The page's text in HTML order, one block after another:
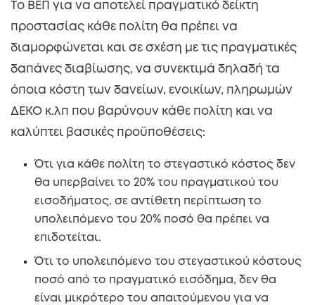
Tο ΒΕΠ για να αποτελεί πραγματικό δείκτη
προστασίας κάθε πολίτη θα πρέπει να
διαμορφώνεται και σε σχέση με τις πραγματικές
δαπάνες διαβίωσης, να συνεκτιμά δηλαδή τα
όποια κόστη των δανείων, ενοικίων, πληρωμών
ΔΕΚΟ κ.λπ που βαρύνουν κάθε πολίτη και να
καλύπτει βασικές προϋποθέσεις:
Ότι για κάθε πολίτη το στεγαστικό κόστος δεν
θα υπερβαίνει το 20% του πραγματικού του
εισοδήματος, σε αντίθετη περίπτωση το
υπολειπόμενο του 20% ποσό θα πρέπει να
επιδοτείται.
Ότι το υπολειπόμενο του στεγαστικού κόστους
ποσό από το πραγματικό εισόδημα, δεν θα
είναι μικρότερο του απαιτούμενου για να